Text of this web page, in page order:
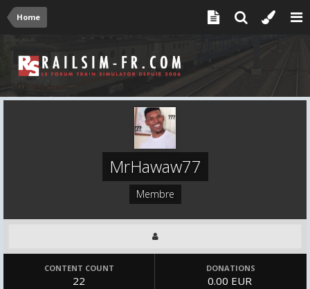
Home
MrHawaw77
Membre
CONTENT COUNT
22
DONATIONS
0.00 EUR